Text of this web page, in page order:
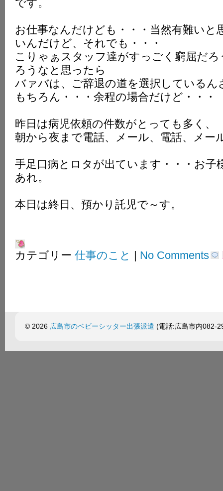
です。
お仕事なんだけども・・・当然有難いと
いんだけど、それでも・・・
こりゃぁスタッフ達がすっごく窮屈だ
ろうなと思ったら
バァバは、ご辞退の道を選択しているん
もちろん・・・余程の場合だけど・・・
昨日は病児依頼の件数がとっても多く、
朝から夜まで電話、メール、電話、メー
手足口病とロタが出ています・・・お子
あれ。
本日は終日、預かり託児で～す。
カテゴリー 仕事のこと No Comments
© 2026 広島市のベビーシッター出張派遣 (電話:広島市内082-